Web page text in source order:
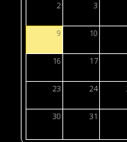
2 3
9 10
16 17
23 24
30 31